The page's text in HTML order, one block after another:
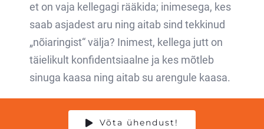
et on vaja kellegagi rääkida; inimesega, kes
saab asjadest aru ning aitab sind tekkinud
„nõiaringist“ välja? Inimest, kellega jutt on
täielikult konfidentsiaalne ja kes mõtleb
sinuga kaasa ning aitab su arengule kaasa.
Võta ühendust!